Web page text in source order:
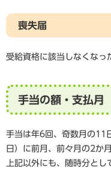
喪失届
受給資格に該当しなくなっ
手当の額・支払月
手当は年6回、奇数月の11
日）に前月、前々月の2か
上記以外にも、随時分とし